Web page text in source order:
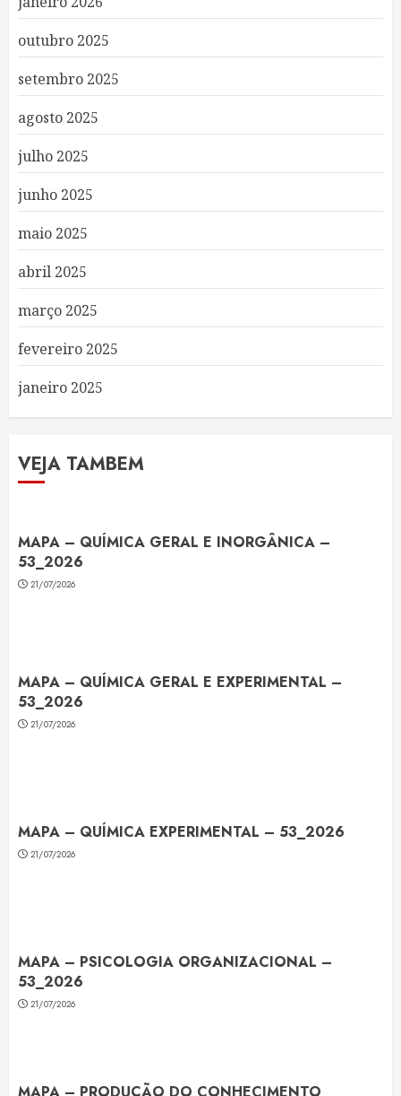
outubro 2025
setembro 2025
agosto 2025
julho 2025
junho 2025
maio 2025
abril 2025
março 2025
fevereiro 2025
janeiro 2025
VEJA TAMBEM
MAPA – QUÍMICA GERAL E INORGÂNICA –
53_2026
21/07/2026
MAPA – QUÍMICA GERAL E EXPERIMENTAL –
53_2026
21/07/2026
MAPA – QUÍMICA EXPERIMENTAL – 53_2026
21/07/2026
MAPA – PSICOLOGIA ORGANIZACIONAL –
53_2026
21/07/2026